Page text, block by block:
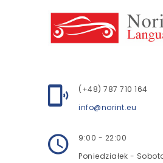
(+48) 787 710 164
info@norint.eu
9:00 - 22:00
Poniedziałek -